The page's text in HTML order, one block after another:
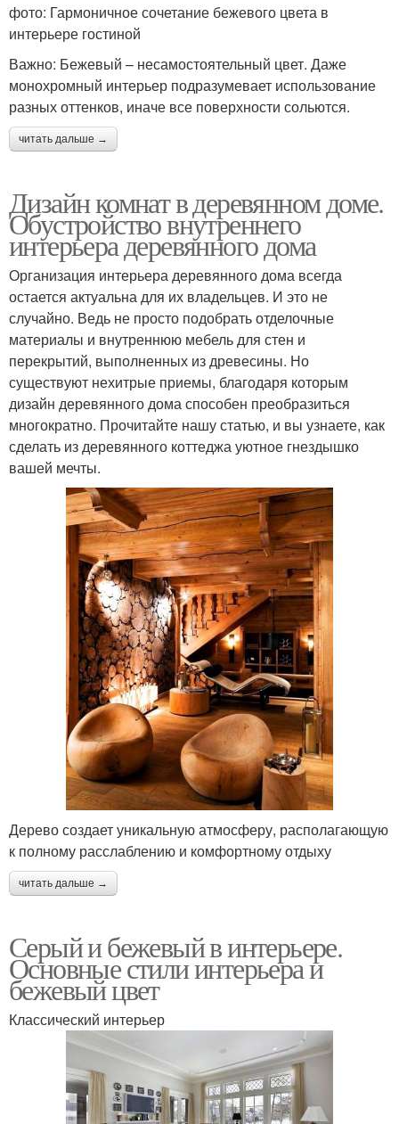
фото: Гармоничное сочетание бежевого цвета в
интерьере гостиной
Важно: Бежевый – несамостоятельный цвет. Даже
монохромный интерьер подразумевает использование
разных оттенков, иначе все поверхности сольются.
читать дальше →
Дизайн комнат в деревянном доме.
Обустройство внутреннего
интерьера деревянного дома
Организация интерьера деревянного дома всегда
остается актуальна для их владельцев. И это не
случайно. Ведь не просто подобрать отделочные
материалы и внутреннюю мебель для стен и
перекрытий, выполненных из древесины. Но
существуют нехитрые приемы, благодаря которым
дизайн деревянного дома способен преобразиться
многократно. Прочитайте нашу статью, и вы узнаете, как
сделать из деревянного коттеджа уютное гнездышко
вашей мечты.
Дерево создает уникальную атмосферу, располагающую
к полному расслаблению и комфортному отдыху
читать дальше →
Серый и бежевый в интерьере.
Основные стили интерьера и
бежевый цвет
Классический интерьер